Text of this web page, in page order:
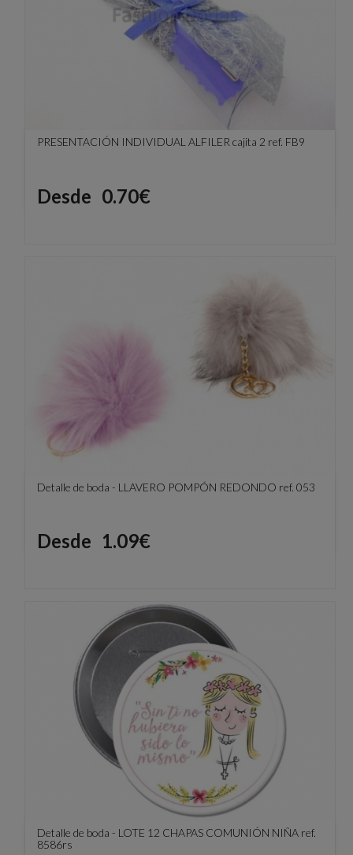
PRESENTACIÓN INDIVIDUAL ALFILER cajita 2 ref. FB9
Precio
Desde 0.70€
Detalle de boda - LLAVERO POMPÓN REDONDO ref. 053
Precio
Desde 1.09€
Detalle de boda - LOTE 12 CHAPAS COMUNIÓN NIÑA ref.
8586rs